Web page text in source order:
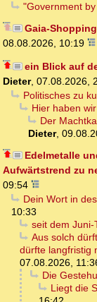
"Government
Gaia-
08.08.2026, 10:19
ein Blick auf
Dieter, 07.08.2026,
Politisches zu
Hier haben
Der
Dieter,
Edelmetalle
Aufwärtstrend zu
09:54
Dein Wort in
10:33
seit dem Juni-
Aus solch
dürfte langfristig
07.08.2026,
Die
Liegt die